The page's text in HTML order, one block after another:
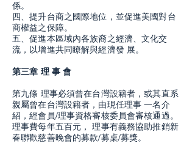
係。
四、提升台商之國際地位，並促進美國對台
商權益之保障。
五、促進本區域內各族裔之經濟、文化交
流，以增進共同瞭解與經濟發 展。
第三章 理 事 會
第九條 理事必須曾在台灣設籍者，或其直系
親屬曾在台灣設籍者，由現任理事 一名介
紹，經會員/理事資格審核委員會審核通過。
理事費每年五百元， 理事有義務協助推銷新
春聯歡慈善晚會的募款/募桌/募獎。